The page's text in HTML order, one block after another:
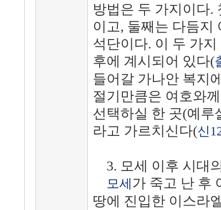
방법은 두 가지이다.
이고, 둘째는 다듬지
석단이다. 이 두 가
후에 계시되어 있다(
들어갈 가나안 복지
절기만큼은 여호와
선택하실 한 곳(예루
라고 가르치신다(신
3. 모세 이후 시대
모세 가 죽고 난 후
땅에 진입한 이스라